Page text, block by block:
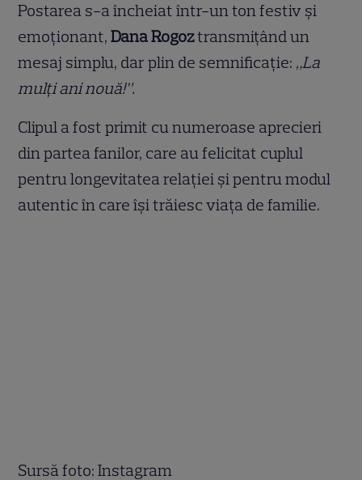
Postarea s-a încheiat într-un ton festiv și
emoționant,Dana Rogoztransmițând un
mesaj simplu, dar plin de semnificație: „La
mulți ani nouă!”.
Clipul a fost primit cu numeroase aprecieri
din partea fanilor, care au felicitat cuplul
pentru longevitatea relației și pentru modul
autentic în care își trăiesc viața de familie.
Sursă foto: Instagram